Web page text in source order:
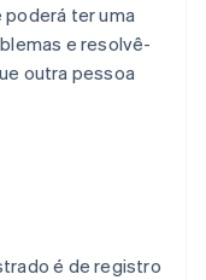
ter uma
e resolvê-
outra pessoa
é de registro